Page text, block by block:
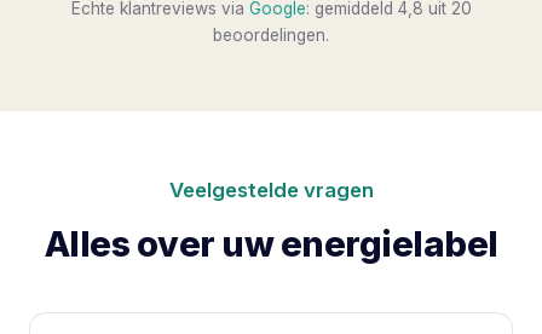
Echte klantreviews via Google: gemiddeld 4,8 uit 20
beoordelingen.
Veelgestelde vragen
Alles over uw energielabel